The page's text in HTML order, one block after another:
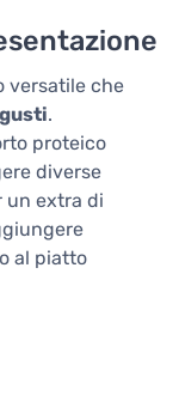
versatile che
.
proteico
diverse
un extra di
al piatto